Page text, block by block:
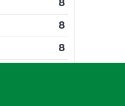
8
8
8